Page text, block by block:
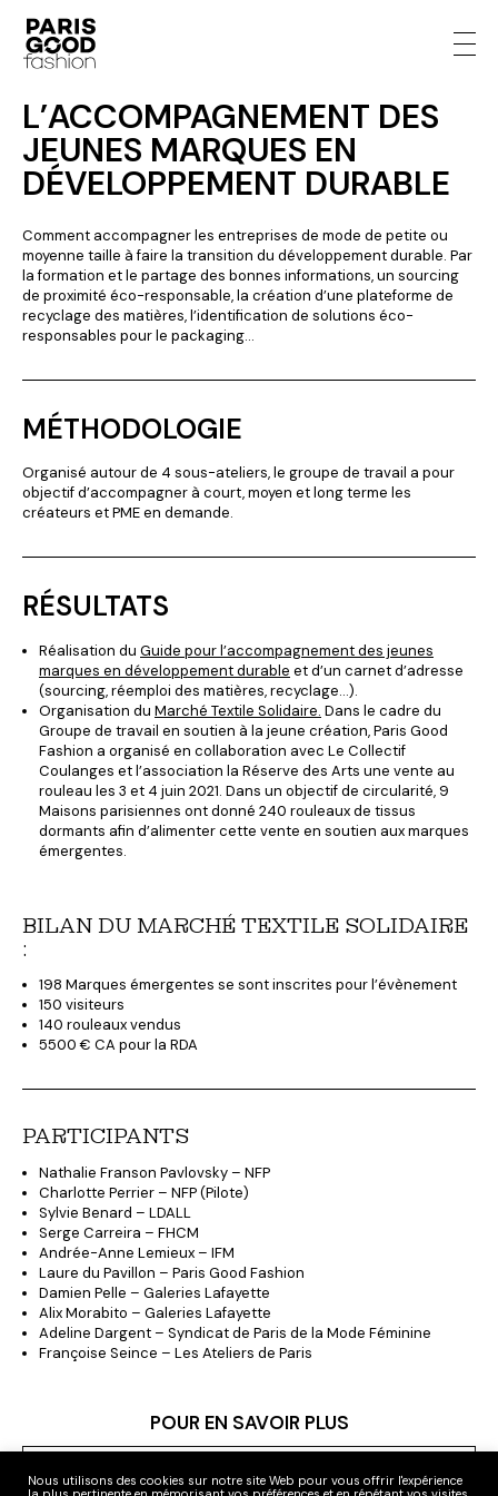
L’ACCOMPAGNEMENT DES
JEUNES MARQUES EN
DÉVELOPPEMENT DURABLE
Comment accompagner les entreprises de mode de petite ou
moyenne taille à faire la transition du développement durable. Par
la formation et le partage des bonnes informations, un sourcing
de proximité éco-responsable, la création d’une plateforme de
recyclage des matières, l’identification de solutions éco-
responsables pour le packaging…
MÉTHODOLOGIE
Organisé autour de 4 sous-ateliers, le groupe de travail a pour
objectif d’accompagner à court, moyen et long terme les
créateurs et PME en demande.
RÉSULTATS
Réalisation du Guide pour l’accompagnement des jeunes
marques en développement durable et d’un carnet d’adresse
(sourcing, réemploi des matières, recyclage…).
Organisation du Marché Textile Solidaire. Dans le cadre du
Groupe de travail en soutien à la jeune création, Paris Good
Fashion a organisé en collaboration avec Le Collectif
Coulanges et l’association la Réserve des Arts une vente au
rouleau les 3 et 4 juin 2021. Dans un objectif de circularité, 9
Maisons parisiennes ont donné 240 rouleaux de tissus
dormants afin d’alimenter cette vente en soutien aux marques
émergentes.
BILAN DU MARCHÉ TEXTILE SOLIDAIRE
:
198 Marques émergentes se sont inscrites pour l’évènement
150 visiteurs
140 rouleaux vendus
5500 € CA pour la RDA
PARTICIPANTS
Nathalie Franson Pavlovsky – NFP
Charlotte Perrier – NFP (Pilote)
Sylvie Benard – LDALL
Serge Carreira – FHCM
Andrée-Anne Lemieux – IFM
Laure du Pavillon – Paris Good Fashion
Damien Pelle – Galeries Lafayette
Alix Morabito – Galeries Lafayette
Adeline Dargent – Syndicat de Paris de la Mode Féminine
Françoise Seince – Les Ateliers de Paris
POUR EN SAVOIR PLUS
développement durable
Nous utilisons des cookies sur notre site Web pour vous offrir l'expérience